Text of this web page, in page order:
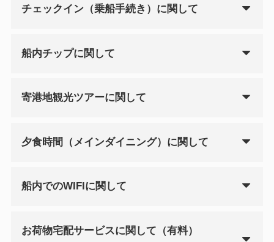
チェックイン（乗船手続き）に関して
船内チップに関して
寄港地観光ツアーに関して
夕食時間（メインダイニング）に関して
船内でのWIFIに関して
お荷物宅配サービスに関して（有料）